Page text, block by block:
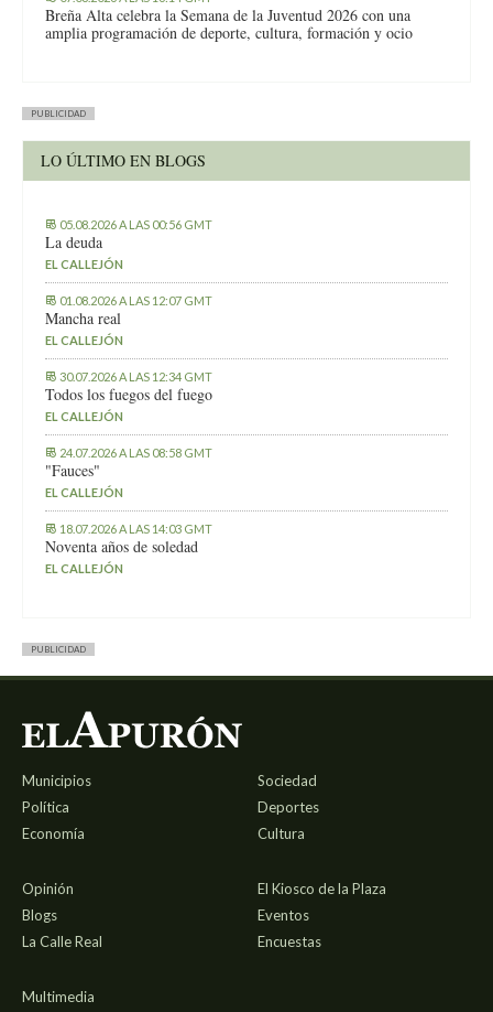
Breña Alta celebra la Semana de la Juventud 2026 con una
amplia programación de deporte, cultura, formación y ocio
PUBLICIDAD
LO ÚLTIMO EN BLOGS
05.08.2026 A LAS 00:56 GMT
La deuda
EL CALLEJÓN
01.08.2026 A LAS 12:07 GMT
Mancha real
EL CALLEJÓN
30.07.2026 A LAS 12:34 GMT
Todos los fuegos del fuego
EL CALLEJÓN
24.07.2026 A LAS 08:58 GMT
"Fauces"
EL CALLEJÓN
18.07.2026 A LAS 14:03 GMT
Noventa años de soledad
EL CALLEJÓN
PUBLICIDAD
Municipios
Política
Economía
Sociedad
Deportes
Cultura
Opinión
Blogs
La Calle Real
El Kiosco de la Plaza
Eventos
Encuestas
Multimedia